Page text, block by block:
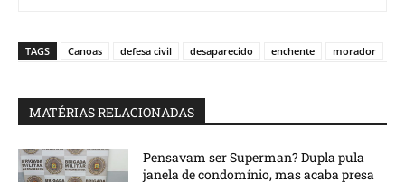
TAGS Canoas defesa civil desaparecido enchente morador
MATÉRIAS RELACIONADAS
Pensavam ser Superman? Dupla pula
janela de condomínio, mas acaba presa